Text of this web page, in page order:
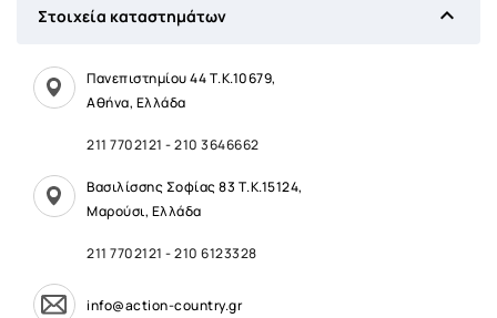
Στοιχεία καταστημάτων 
Πανεπιστημίου 44 Τ.Κ.10679,
Αθήνα, Ελλάδα
211 7702121 -210 3646662
Βασιλίσσης Σοφίας 83 Τ.Κ.15124,
Μαρούσι, Ελλάδα
211 7702121 -210 6123328
info@action-country.gr